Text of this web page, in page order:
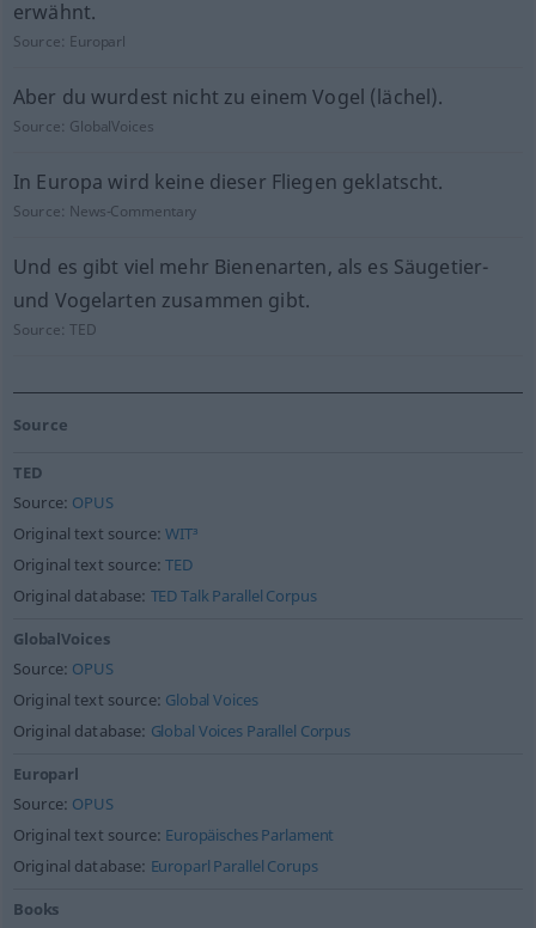
erwähnt.
Source: Europarl
Aber du wurdest nicht zu einem Vogel (lächel).
Source: GlobalVoices
In Europa wird keine dieser Fliegen geklatscht.
Source: News-Commentary
Und es gibt viel mehr Bienenarten, als es Säugetier-
und Vogelarten zusammen gibt.
Source:TED
Source
TED
Source: OPUS
Original text source:WIT³
Original text source:TED
Original database: TED Talk Parallel Corpus
GlobalVoices
Source: OPUS
Original text source: Global Voices
Original database: Global Voices Parallel Corpus
Europarl
Source: OPUS
Original text source: Europäisches Parlament
Original database: Europarl Parallel Corups
Books